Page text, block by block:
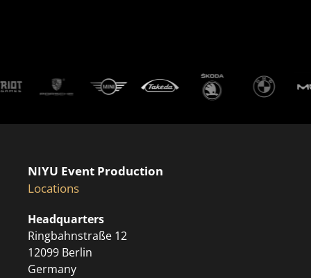
NIYU Event Production
Locations
Headquarters
Ringbahnstraße 12
12099 Berlin
Germany